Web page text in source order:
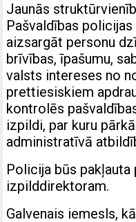
Jaunās
Pašvaldības
aizsargāt personu
brīvības, īpašumu,
valsts intereses no
prettiesiskiem
kontrolēs
izpildi, par kuru
administratīvā
Policija būs pakļauta
izpilddirektoram.
Galvenais iemesls,